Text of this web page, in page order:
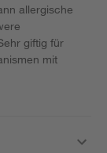
allergische
giftig für
mit